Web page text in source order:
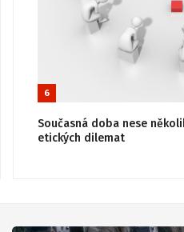
6
Současná doba nese
etických dilemat